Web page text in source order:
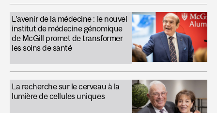
L’avenir de la médecine : le nouvel
institut de médecine génomique
de McGill promet de transformer
les soins de santé
La recherche sur le cerveau à la
lumière de cellules uniques